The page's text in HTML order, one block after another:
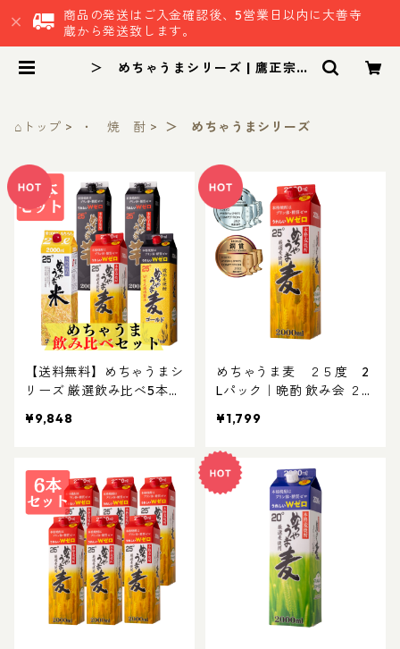
商品の発送はご入金確認後、5営業日以内に大善寺
蔵から発送致します。
＞ めちゃうまシリーズ | 鷹正宗株
⌂トップ ・ 焼 酎 ＞ めちゃうまシリーズ
【送料無料】めちゃうまシ
リーズ 厳選飲み比べ5本セ
度 芋×2 米 計5本｜晩酌 飲
ゃうまシリーズ
¥9,848
めちゃうま麦 ２５度 2
Lパック｜晩酌 飲み会 ２L
パック焼酎 TWSC銀賞受
賞酒
¥1,799